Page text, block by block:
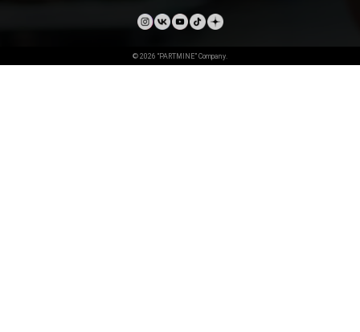
© 2026 “PARTMINE” Company.